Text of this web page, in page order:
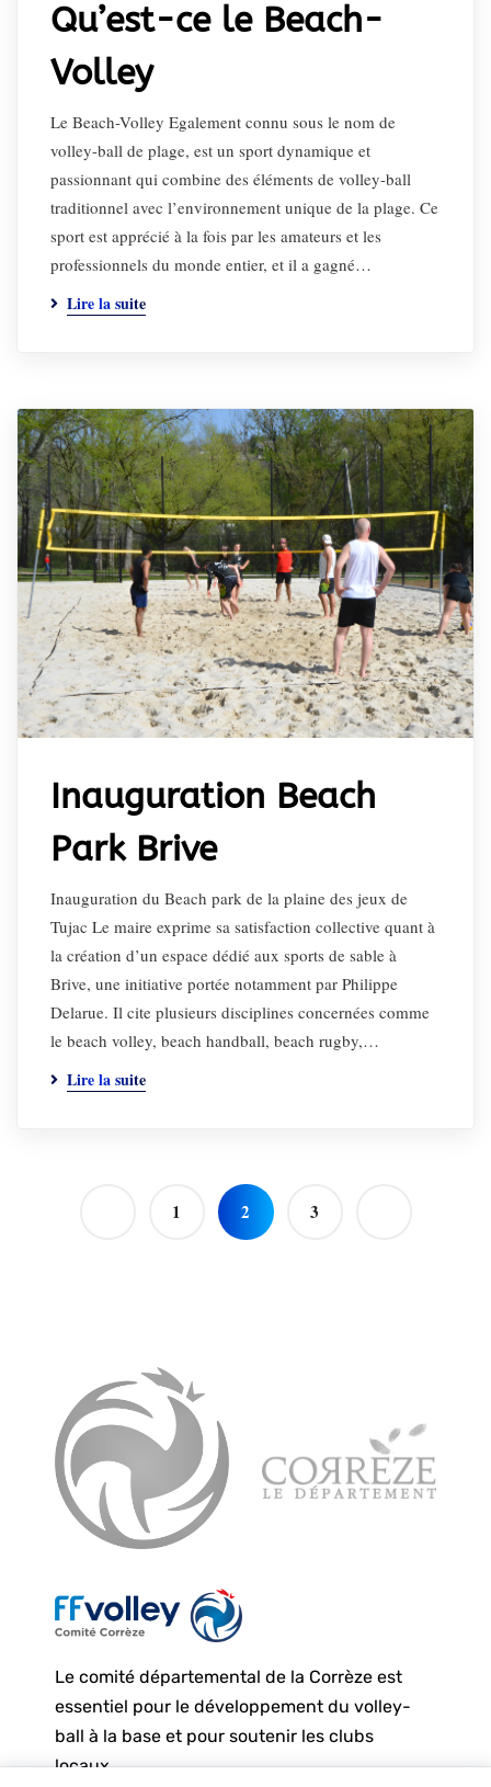
Qu’est-ce le Beach-
Volley
Le Beach-Volley Egalement connu sous le nom de
volley-ball de plage, est un sport dynamique et
passionnant qui combine des éléments de volley-ball
traditionnel avec l’environnement unique de la plage. Ce
sport est apprécié à la fois par les amateurs et les
professionnels du monde entier, et il a gagné…
Lire la suite
Inauguration Beach
Park Brive
Inauguration du Beach park de la plaine des jeux de
Tujac Le maire exprime sa satisfaction collective quant à
la création d’un espace dédié aux sports de sable à
Brive, une initiative portée notamment par Philippe
Delarue. Il cite plusieurs disciplines concernées comme
le beach volley, beach handball, beach rugby,…
Lire la suite
1 2 3
Le comité départemental de la Corrèze est
essentiel pour le développement du volley-
ball à la base et pour soutenir les clubs
locaux.